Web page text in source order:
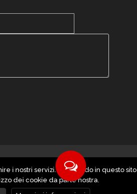
Marca Print snc
byartmosfera.it
Policy|Cookie Policy
i nostri servizi. Navigando in questo sito
dei cookie da parte nostra.